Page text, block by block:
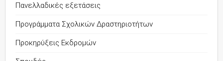
Πανελλαδικές εξετάσεις
Προγράμματα Σχολικών Δραστηριοτήτων
Προκηρύξεις Εκδρομών